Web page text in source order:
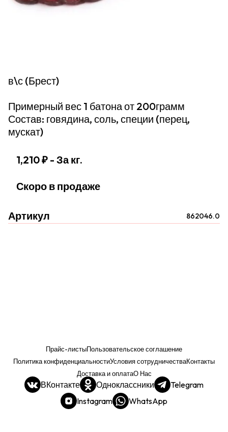
в\с (Брест)
Примерный вес 1 батона от 200грамм
Состав: говядина, соль, специи (перец,
мускат)
1,210 ₽ - За кг.
Скоро в продаже
Артикул 862046.0
Прайс-листыПользовательское соглашение
Политика конфиденциальностиУсловия сотрудничестваКонтакты
Доставка и оплатаО Нас
ВКонтакте Одноклассники
Telegram
Instagram
WhatsApp